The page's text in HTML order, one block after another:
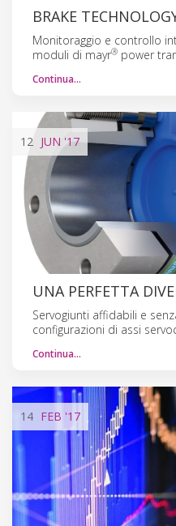
BRAKE
Monitoraggio e controllo
moduli di mayr® power
Continua…
12 JUN '17
UNA PERFETTA
Servogiunti affidabili e
configurazioni di assi
Continua…
14 FEB '17